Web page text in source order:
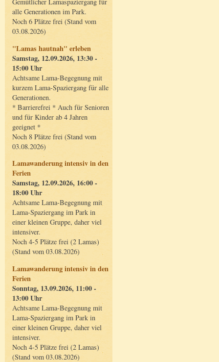
Gemütlicher Lamaspaziergang für
alle Generationen im Park.
Noch 6 Plätze frei (Stand vom
03.08.2026)
"Lamas hautnah" erleben
Samstag, 12.09.2026, 13:30 -
15:00 Uhr
Achtsame Lama-Begegnung mit
kurzem Lama-Spaziergang für alle
Generationen.
* Barrierefrei * Auch für Senioren
und für Kinder ab 4 Jahren
geeignet *
Noch 8 Plätze frei (Stand vom
03.08.2026)
Lamawanderung intensiv in den
Ferien
Samstag, 12.09.2026, 16:00 -
18:00 Uhr
Achtsame Lama-Begegnung mit
Lama-Spaziergang im Park in
einer kleinen Gruppe, daher viel
intensiver.
Noch 4-5 Plätze frei (2 Lamas)
(Stand vom 03.08.2026)
Lamawanderung intensiv in den
Ferien
Sonntag, 13.09.2026, 11:00 -
13:00 Uhr
Achtsame Lama-Begegnung mit
Lama-Spaziergang im Park in
einer kleinen Gruppe, daher viel
intensiver.
Noch 4-5 Plätze frei (2 Lamas)
(Stand vom 03.08.2026)